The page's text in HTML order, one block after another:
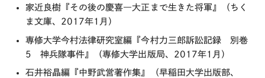
家近良樹『その後の慶喜―大正まで生きた将軍』（ちく
ま文庫、2017年1月）
専修大学今村法律研究室編『今村力三郎訴訟記録 別巻
5 神兵隊事件』（専修大学出版局、2017年1月）
石井裕晶編『中野武営著作集』（早稲田大学出版部、